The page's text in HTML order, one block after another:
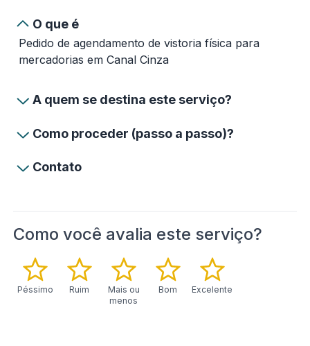
O que é
Pedido de agendamento de vistoria física para
mercadorias em Canal Cinza
A quem se destina este serviço?
Como proceder (passo a passo)?
Contato
Como você avalia este serviço?
Péssimo Ruim
Mais ou
menos
Bom Excelente